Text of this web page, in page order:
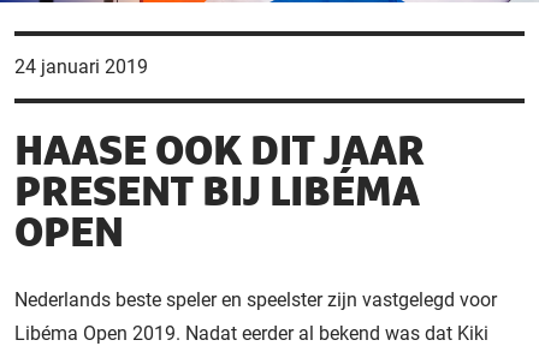
24 januari 2019
HAASE OOK DIT JAAR
PRESENT BIJ LIBÉMA
OPEN
Nederlands beste speler en speelster zijn vastgelegd voor
Libéma Open 2019. Nadat eerder al bekend was dat Kiki